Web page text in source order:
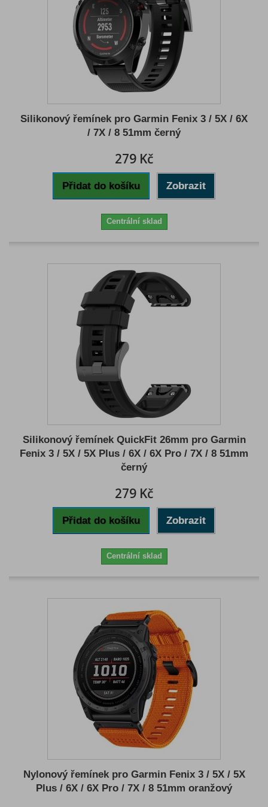
Silikonový řemínek pro Garmin Fenix 3 / 5X / 6X
/ 7X / 8 51mm černý
279 Kč
Přidat do košíku Zobrazit
Centrální sklad
Silikonový řemínek QuickFit 26mm pro Garmin
Fenix 3 / 5X / 5X Plus / 6X / 6X Pro / 7X / 8 51mm
černý
279 Kč
Přidat do košíku Zobrazit
Centrální sklad
Nylonový řemínek pro Garmin Fenix 3 / 5X / 5X
Plus / 6X / 6X Pro / 7X / 8 51mm oranžový